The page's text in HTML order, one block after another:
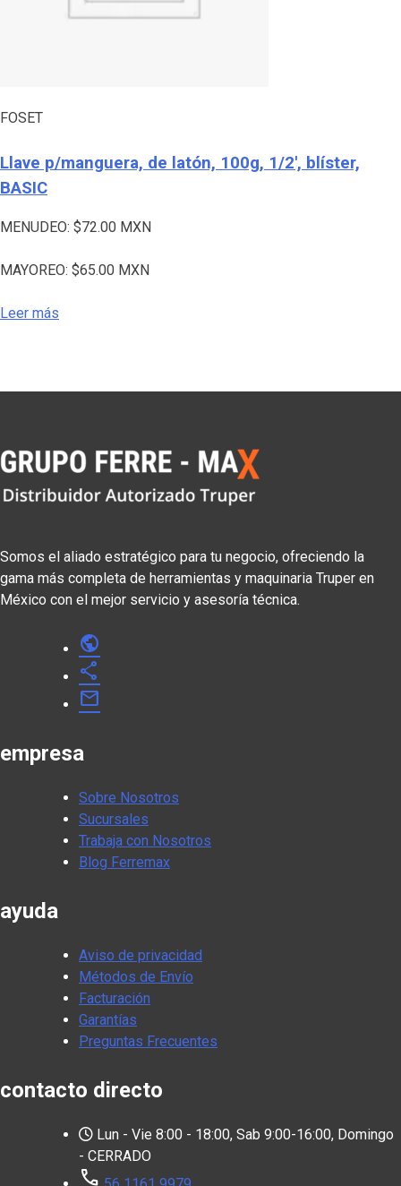
FOSET
Llave p/manguera, de latón, 100g, 1/2′, blíster,
BASIC
MENUDEO: $72.00 MXN
MAYOREO: $65.00 MXN
Leer más
Somos el aliado estratégico para tu negocio, ofreciendo la
gama más completa de herramientas y maquinaria Truper en
México con el mejor servicio y asesoría técnica.
public
share
mail
empresa
Sobre Nosotros
Sucursales
Trabaja con Nosotros
Blog Ferremax
ayuda
Aviso de privacidad
Métodos de Envío
Facturación
Garantías
Preguntas Frecuentes
contacto directo
Lun - Vie 8:00 - 18:00, Sab 9:00-16:00, Domingo
- CERRADO
call